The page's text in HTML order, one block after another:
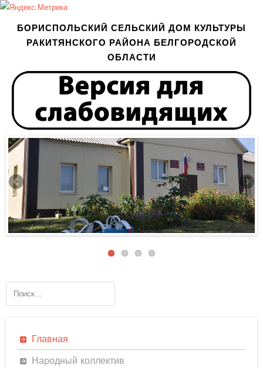
БОРИСПОЛЬСКИЙ СЕЛЬСКИЙ ДОМ КУЛЬТУРЫ
РАКИТЯНСКОГО РАЙОНА БЕЛГОРОДСКОЙ
ОБЛАСТИ
Главная
Народный коллектив